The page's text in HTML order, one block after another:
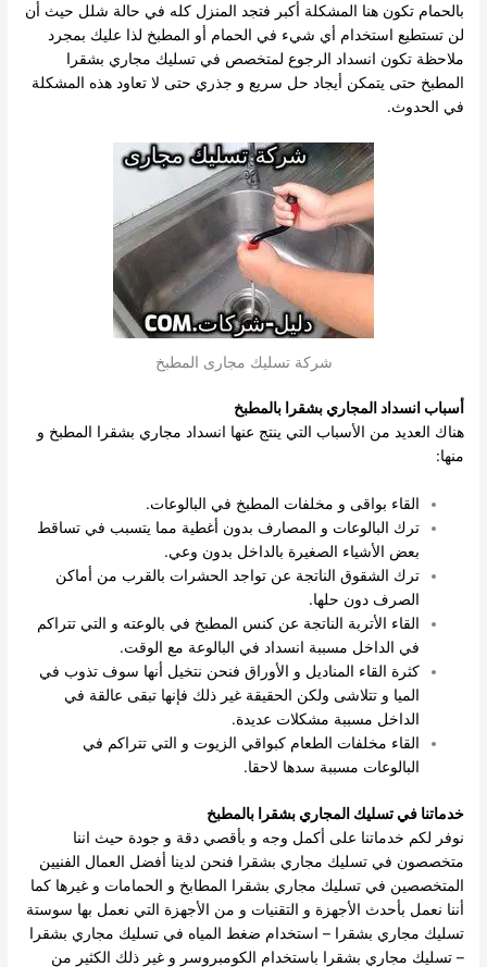
بالحمام تكون هنا المشكلة أكبر فتجد المنزل كله في حالة شلل حيث أن
لن تستطيع استخدام أي شيء في الحمام أو المطبخ لذا عليك بمجرد
ملاحظة تكون انسداد الرجوع لمتخصص في تسليك مجاري بشقرا
المطبخ حتى يتمكن أيجاد حل سريع و جذري حتى لا تعاود هذه المشكلة
في الحدوث.
شركة تسليك مجارى المطبخ
أسباب انسداد المجاري بشقرا بالمطبخ
هناك العديد من الأسباب التي ينتج عنها انسداد مجاري بشقرا المطبخ و
منها:
القاء بواقى و مخلفات المطبخ في البالوعات.
ترك البالوعات و المصارف بدون أغطية مما يتسبب في تساقط
بعض الأشياء الصغيرة بالداخل بدون وعي.
ترك الشقوق الناتجة عن تواجد الحشرات بالقرب من أماكن
الصرف دون حلها.
القاء الأتربة الناتجة عن كنس المطبخ في بالوعته و التي تتراكم
في الداخل مسببة انسداد في البالوعة مع الوقت.
كثرة القاء المناديل و الأوراق فنحن نتخيل أنها سوف تذوب في
الميا و تتلاشى ولكن الحقيقة غير ذلك فإنها تبقى عالقة في
الداخل مسببة مشكلات عديدة.
القاء مخلفات الطعام كبواقي الزيوت و التي تتراكم في
البالوعات مسببة سدها لاحقا.
خدماتنا في تسليك المجاري بشقرا بالمطبخ
نوفر لكم خدماتنا على أكمل وجه و بأقصي دقة و جودة حيث اننا
متخصصون في تسليك مجاري بشقرا فنحن لدينا أفضل العمال الفنيين
المتخصصين في تسليك مجاري بشقرا المطابخ و الحمامات و غيرها كما
أننا نعمل بأحدث الأجهزة و التقنيات و من الأجهزة التي نعمل بها سوستة
تسليك مجاري بشقرا – استخدام ضغط المياه في تسليك مجاري بشقرا
– تسليك مجاري بشقرا باستخدام الكومبروسر و غير ذلك الكثير من